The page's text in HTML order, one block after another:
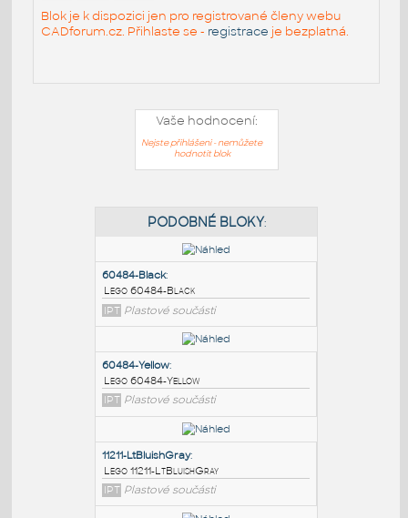
Blok je k dispozici jen pro registrované členy webu
CADforum.cz. Přihlaste se - registrace je bezplatná.
Vaše hodnocení:
Nejste přihlášeni - nemůžete
hodnotit blok
60484-Black:
Lego 60484-Black
IPT Plastové součásti